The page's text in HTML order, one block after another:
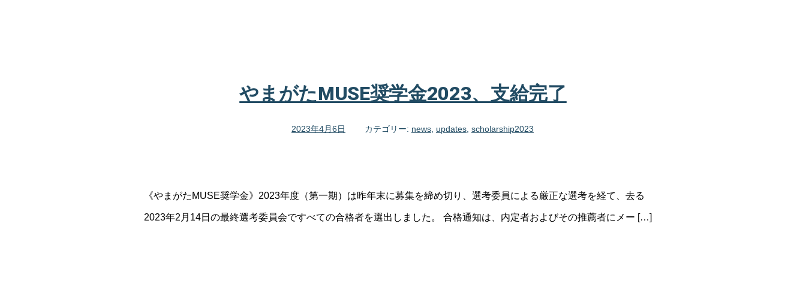
やまがたMUSE奨学金2023、支給完了
2023年4月6日 カテゴリー: news, updates, scholarship2023
《やまがたMUSE奨学金》2023年度（第一期）は昨年末に募集を締め切り、選考委員による厳正な選考を経て、去る
2023年2月14日の最終選考委員会ですべての合格者を選出しました。 合格通知は、内定者およびその推薦者にメー […]